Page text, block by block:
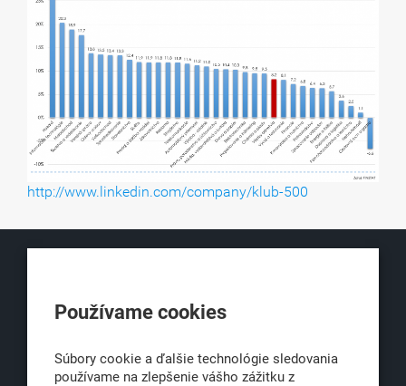
http://www.linkedin.com/company/klub-500
Obchodná 6
Používame cookies
Súbory cookie a ďalšie technológie sledovania
používame na zlepšenie vášho zážitku z